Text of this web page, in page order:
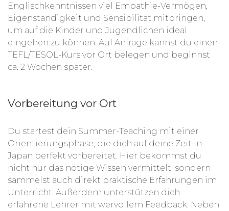
Englischkenntnissen viel Empathie-Vermögen,
Eigenständigkeit und Sensibilität mitbringen,
um auf die Kinder und Jugendlichen ideal
eingehen zu können. Auf Anfrage kannst du einen
TEFL/TESOL-Kurs vor Ort belegen und beginnst
ca. 2 Wochen später.
Vorbereitung vor Ort
Du startest dein Summer-Teaching mit einer
Orientierungsphase, die dich auf deine Zeit in
Japan perfekt vorbereitet. Hier bekommst du
nicht nur das nötige Wissen vermittelt, sondern
sammelst auch direkt praktische Erfahrungen im
Unterricht. Außerdem unterstützen dich
erfahrene Lehrer mit wervollem Feedback. Neben